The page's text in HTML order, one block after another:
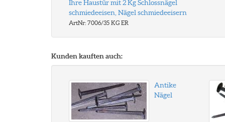
Ihre Haustür mit 2 Kg Schlossnägel
schmiedeeisen, Nägel schmiedeeisern
ArtNr: 7006/35 KG ER
Kunden kauften auch:
Antike
Nägel